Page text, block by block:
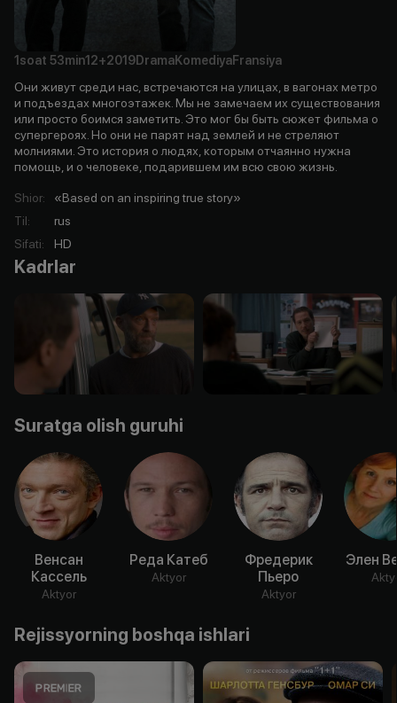
1soat 53min12+2019DramaKomediyaFransiya
Они живут среди нас, встречаются на улицах, в вагонах метро
и подъездах многоэтажек. Мы не замечаем их существования
или просто боимся заметить. Это мог бы быть сюжет фильма о
супергероях. Но они не парят над землей и не стреляют
молниями. Это история о людях, которым отчаянно нужна
помощь, и о человеке, подарившем им всю свою жизнь.
Shior:
«Based on an inspiring true story»
Til:
rus
Sifati: HD
Kadrlar
Suratga olish guruhi
Венсан
Кассель
Aktyor
Реда Катеб
Aktyor
Фредерик
Пьеро
Aktyor
Элен
Rejissyorning boshqa ishlari